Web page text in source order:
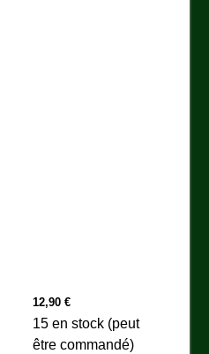
12,90€
15 en stock (peut
être commandé)